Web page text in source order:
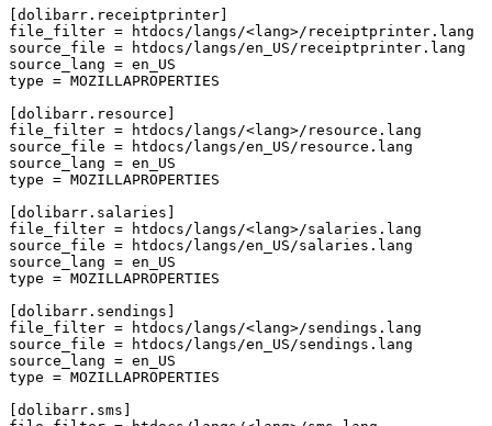
[dolibarr.receiptprinter]
file_filter =
htdocs/langs/<lang>/receiptprinter.lang
source_file =
htdocs/langs/en_US/receiptprinter.lang
source_lang = en_US
type = MOZILLAPROPERTIES
[dolibarr.resource]
file_filter =
htdocs/langs/<lang>/resource.lang
source_file =
htdocs/langs/en_US/resource.lang
source_lang = en_US
type = MOZILLAPROPERTIES
[dolibarr.salaries]
file_filter =
htdocs/langs/<lang>/salaries.lang
source_file =
htdocs/langs/en_US/salaries.lang
source_lang = en_US
type = MOZILLAPROPERTIES
[dolibarr.sendings]
file_filter =
htdocs/langs/<lang>/sendings.lang
source_file =
htdocs/langs/en_US/sendings.lang
source_lang = en_US
type = MOZILLAPROPERTIES
[dolibarr.sms]